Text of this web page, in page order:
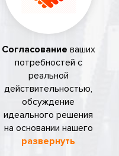
Согласование ваших
потребностей с
реальной
действительностью,
обсуждение
идеального решения
на основании нашего
развернуть